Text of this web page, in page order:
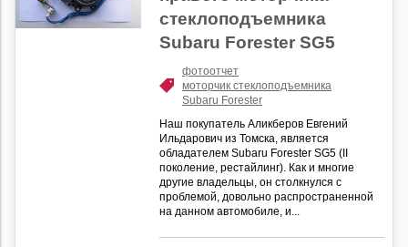
стеклоподъемника
Subaru Forester SG5
фотоотчет
моторчик стеклоподъемника
Subaru Forester
Наш покупатель Аликберов Евгений
Ильдарович из Томска, является
обладателем Subaru Forester SG5 (II
поколение, рестайлинг). Как и многие
другие владельцы, он столкнулся с
проблемой, довольно распространенной
на данном автомобиле, и...